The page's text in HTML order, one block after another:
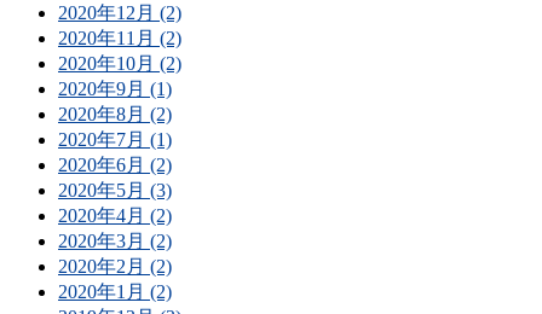
2020年12月 (2)
2020年11月 (2)
2020年10月 (2)
2020年9月 (1)
2020年8月 (2)
2020年7月 (1)
2020年6月 (2)
2020年5月 (3)
2020年4月 (2)
2020年3月 (2)
2020年2月 (2)
2020年1月 (2)